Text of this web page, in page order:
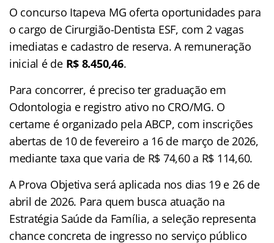
O concurso Itapeva MG oferta oportunidades para
o cargo de Cirurgião-Dentista ESF, com 2 vagas
imediatas e cadastro de reserva. A remuneração
inicial é de R$ 8.450,46.
Para concorrer, é preciso ter graduação em
Odontologia e registro ativo no CRO/MG. O
certame é organizado pela ABCP, com inscrições
abertas de 10 de fevereiro a 16 de março de 2026,
mediante taxa que varia de R$ 74,60 a R$ 114,60.
A Prova Objetiva será aplicada nos dias 19 e 26 de
abril de 2026. Para quem busca atuação na
Estratégia Saúde da Família, a seleção representa
chance concreta de ingresso no serviço público